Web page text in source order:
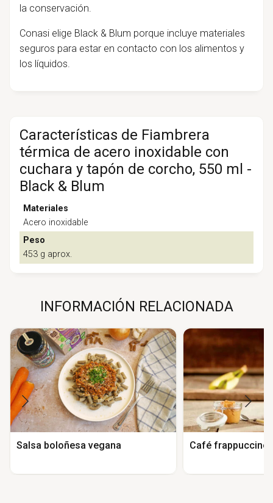
la conservación.
Conasi elige Black & Blum porque incluye materiales
seguros para estar en contacto con los alimentos y
los líquidos.
Características de Fiambrera
térmica de acero inoxidable con
cuchara y tapón de corcho, 550 ml -
Black & Blum
Materiales
Acero inoxidable
Peso
453 g aprox.
INFORMACIÓN RELACIONADA
Salsa boloñesa vegana Café frappuccino